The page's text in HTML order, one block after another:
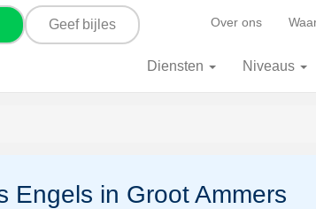
Geef bijles Over ons
Diensten Niveaus
Engels in Groot Ammers